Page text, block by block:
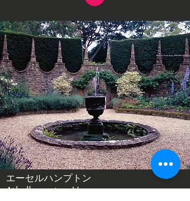
エーセルハンプトン
Athelhampton House